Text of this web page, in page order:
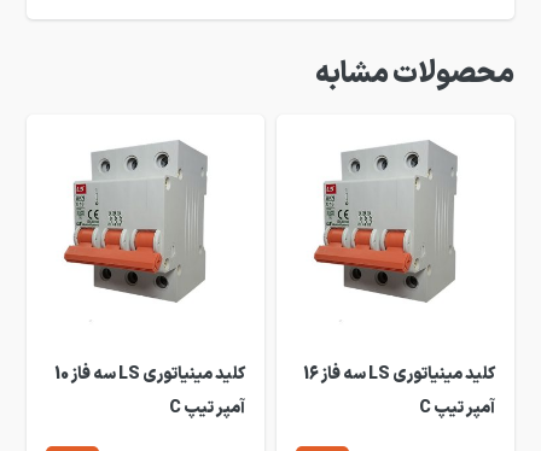
محصولات مشابه
کلید مینیاتوری LS سه فاز 16
آمپر تیپ C
کلید مینیاتوری LS سه فاز 10
آمپر تیپ C